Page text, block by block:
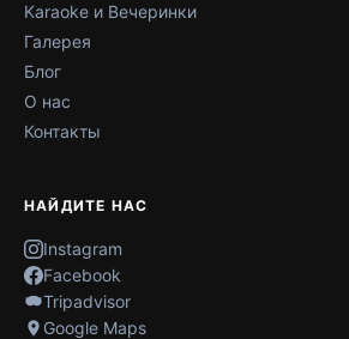
Karaoke и Вечеринки
Галерея
Блог
О нас
Контакты
НАЙДИТЕ НАС
Instagram
Facebook
Tripadvisor
Google Maps